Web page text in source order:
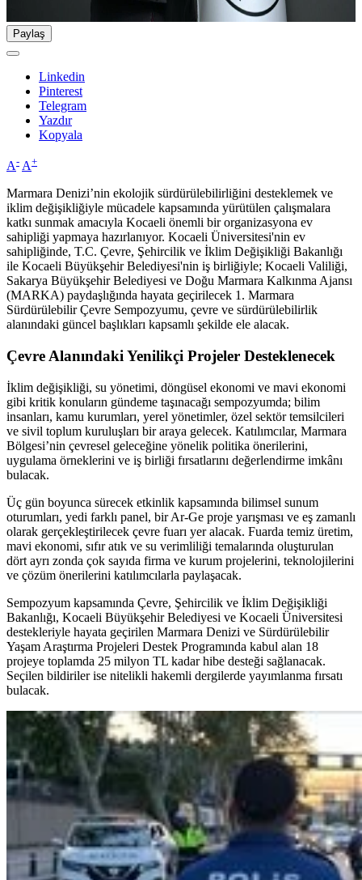
Paylaş
Linkedin
Pinterest
Telegram
Yazdır
Kopyala
A- A+
Marmara Denizi’nin ekolojik sürdürülebilirliğini desteklemek ve
iklim değişikliğiyle mücadele kapsamında yürütülen çalışmalara
katkı sunmak amacıyla Kocaeli önemli bir organizasyona ev
sahipliği yapmaya hazırlanıyor. Kocaeli Üniversitesi'nin ev
sahipliğinde, T.C. Çevre, Şehircilik ve İklim Değişikliği Bakanlığı
ile Kocaeli Büyükşehir Belediyesi'nin iş birliğiyle; Kocaeli Valiliği,
Sakarya Büyükşehir Belediyesi ve Doğu Marmara Kalkınma Ajansı
(MARKA) paydaşlığında hayata geçirilecek 1. Marmara
Sürdürülebilir Çevre Sempozyumu, çevre ve sürdürülebilirlik
alanındaki güncel başlıkları kapsamlı şekilde ele alacak.
Çevre Alanındaki Yenilikçi Projeler Desteklenecek
İklim değişikliği, su yönetimi, döngüsel ekonomi ve mavi ekonomi
gibi kritik konuların gündeme taşınacağı sempozyumda; bilim
insanları, kamu kurumları, yerel yönetimler, özel sektör temsilcileri
ve sivil toplum kuruluşları bir araya gelecek. Katılımcılar, Marmara
Bölgesi’nin çevresel geleceğine yönelik politika önerilerini,
uygulama örneklerini ve iş birliği fırsatlarını değerlendirme imkânı
bulacak.
Üç gün boyunca sürecek etkinlik kapsamında bilimsel sunum
oturumları, yedi farklı panel, bir Ar-Ge proje yarışması ve eş zamanlı
olarak gerçekleştirilecek çevre fuarı yer alacak. Fuarda temiz üretim,
mavi ekonomi, sıfır atık ve su verimliliği temalarında oluşturulan
dört ayrı zonda çok sayıda firma ve kurum projelerini, teknolojilerini
ve çözüm önerilerini katılımcılarla paylaşacak.
Sempozyum kapsamında Çevre, Şehircilik ve İklim Değişikliği
Bakanlığı, Kocaeli Büyükşehir Belediyesi ve Kocaeli Üniversitesi
destekleriyle hayata geçirilen Marmara Denizi ve Sürdürülebilir
Yaşam Araştırma Projeleri Destek Programında kabul alan 18
projeye toplamda 25 milyon TL kadar hibe desteği sağlanacak.
Seçilen bildiriler ise nitelikli hakemli dergilerde yayımlanma fırsatı
bulacak.